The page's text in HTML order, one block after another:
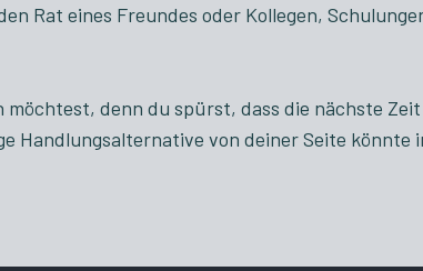
Rat eines Freundes oder Kollegen,
denn du spürst, dass die nächste
Handlungsalternative von deiner Seite könnte